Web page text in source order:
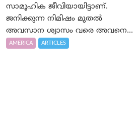
സാമൂഹിക ജീവിയായിട്ടാണ്.
ജനിക്കുന്ന നിമിഷം മുതൽ
അവസാന ശ്വാസം വരെ അവനെ...
AMERICA ARTICLES